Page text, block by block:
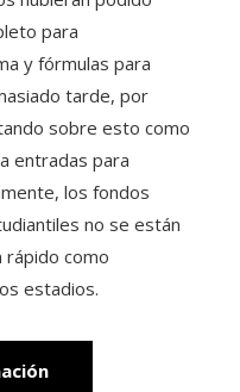
para
y fórmulas para
tarde, por
sobre esto como
entradas para
los fondos
no se están
rápido como
estadios.